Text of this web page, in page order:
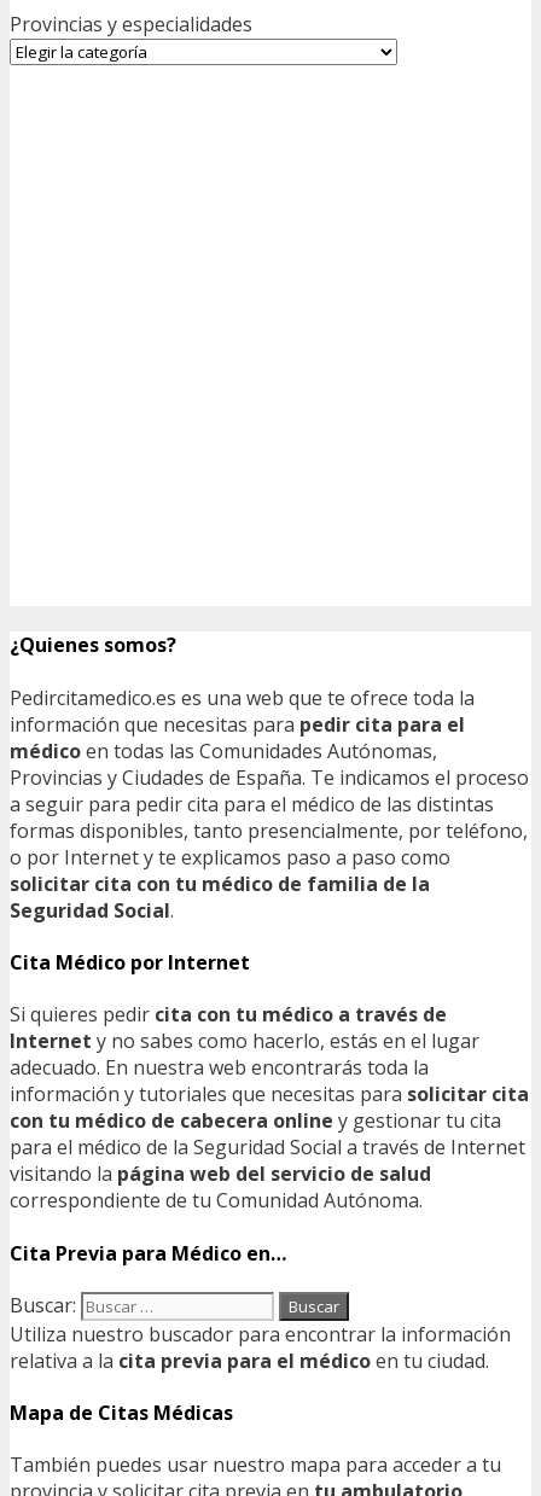
Provincias y especialidades
¿Quienes somos?
Pedircitamedico.es es una web que te ofrece toda la
información que necesitas para pedir cita para el
médicoen todas las Comunidades Autónomas,
Provincias y Ciudades de España. Te indicamos el proceso
a seguir para pedir cita para el médico de las distintas
formas disponibles, tanto presencialmente, por teléfono,
o por Internet y te explicamos paso a paso como
solicitar cita con tu médico de familia de la
Seguridad Social.
Cita Médico por Internet
Si quieres pedir cita con tu médico a través de
Internet y no sabes como hacerlo, estás en el lugar
adecuado. En nuestra web encontrarás toda la
información y tutoriales que necesitas para solicitar cita
con tu médico de cabecera online y gestionar tu cita
para el médico de la Seguridad Social a través de Internet
visitando la página web del servicio de salud
correspondiente de tu Comunidad Autónoma.
Cita Previa para Médico en…
Buscar:
Utiliza nuestro buscador para encontrar la información
relativa a la cita previa para el médicoen tu ciudad.
Mapa de Citas Médicas
También puedes usar nuestro mapa para acceder a tu